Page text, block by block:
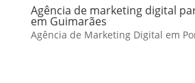
Agência de marketing digital
em Guimarães
Agência de Marketing Digital em